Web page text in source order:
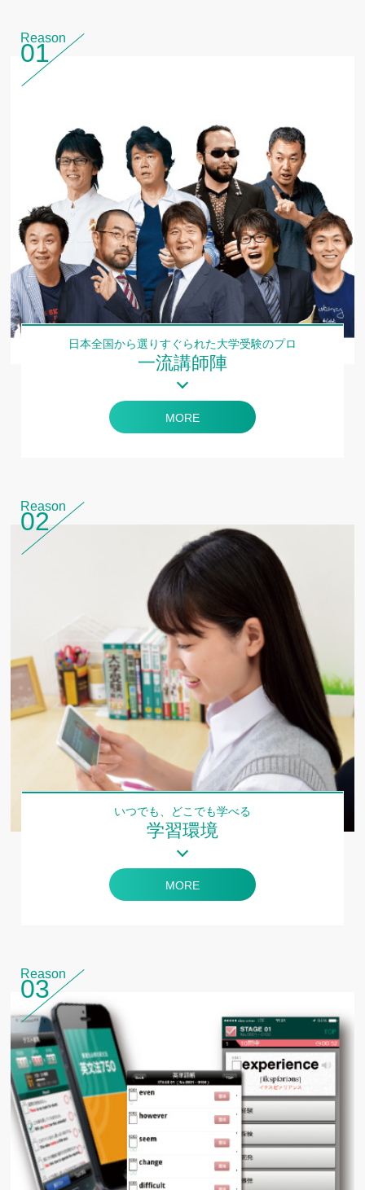
2024.06.13
2024.04.18
2024.04.09 今年の合格実績を公開しました！
2024.04.08 4/6(土)より通常開校時間に戻りました！
2024.03.13
志田晶先生特別公開授業 再設定の日程につ
いて
2024.03.10 MSG東進2024年度 合格速報！第1弾
圧勝！共通テスト2024
共通テストリサーチを活用しよう【受験
2024.01.17 ブログはじめました！
Reason
01
日本全国から選りすぐられた大学受験のプロ
一流講師陣
MORE
Reason
02
いつでも、どこでも学べる
学習環境
MORE
Reason
03